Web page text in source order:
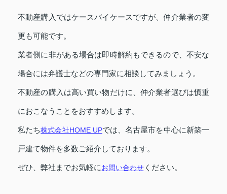
不動産購入ではケースバイケースですが、仲介業者の変
更も可能です。
業者側に非がある場合は即時解約もできるので、不安な
場合には弁護士などの専門家に相談してみましょう。
不動産の購入は高い買い物だけに、仲介業者選びは慎重
におこなうことをおすすめします。
私たち株式会社HOME UPでは、名古屋市を中心に新築一
戸建て物件を多数ご紹介しております。
ぜひ、弊社までお気軽にお問い合わせ ください。